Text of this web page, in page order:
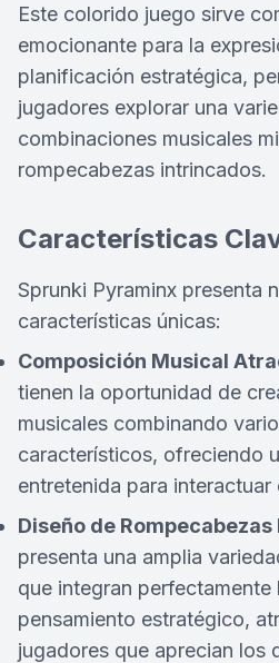
Este colorido juego sirve
emocionante para la
planificación estratégica,
jugadores explorar una
combinaciones musicales
rompecabezas intrincados.
Características
Sprunki Pyraminx presenta
características únicas:
Composición Musical
tienen la oportunidad de
musicales combinando
característicos, ofreciendo
entretenida para interactuar
Diseño de
presenta una amplia
que integran perfectamente
pensamiento estratégico,
jugadores que aprecian los